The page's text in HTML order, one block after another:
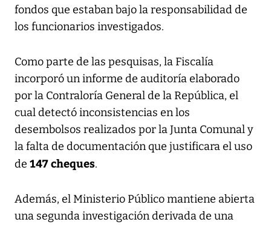
fondos que estaban bajo la responsabilidad de
los funcionarios investigados.
Como parte de las pesquisas, la Fiscalía
incorporó un informe de auditoría elaborado
por la Contraloría General de la República, el
cual detectó inconsistencias en los
desembolsos realizados por la Junta Comunal y
la falta de documentación que justificara el uso
de 147 cheques.
Además, el Ministerio Público mantiene abierta
una segunda investigación derivada de una